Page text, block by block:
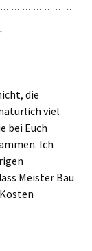
die
viel
bei Euch
Ich
Meister Bau